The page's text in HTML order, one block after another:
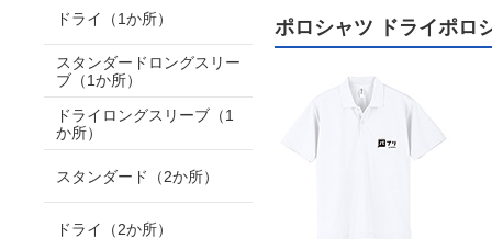
ポロシャツ ドライポロ
ドライ（1か所）
スタンダードロングスリー
ブ（1か所）
ドライロングスリーブ（1
か所）
スタンダード（2か所）
ドライ（2か所）